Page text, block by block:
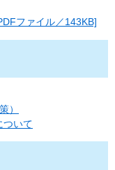
ファイル／143KB]
）
ついて